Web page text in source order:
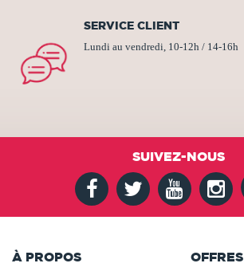
SERVICE CLIENT
Lundi au vendredi, 10-12h / 14-16h
SUIVEZ-NOUS
À PROPOS OFFRES